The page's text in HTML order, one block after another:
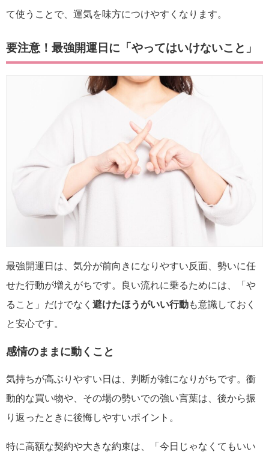
て使うことで、運気を味方につけやすくなります。
要注意！最強開運日に「やってはいけないこと」
最強開運日は、気分が前向きになりやすい反面、勢いに任
せた行動が増えがちです。良い流れに乗るためには、「や
ること」だけでなく 避けたほうがいい行動も意識しておく
と安心です。
感情のままに動くこと
気持ちが高ぶりやすい日は、判断が雑になりがちです。衝
動的な買い物や、その場の勢いでの強い言葉は、後から振
り返ったときに後悔しやすいポイント。
特に高額な契約や大きな約束は、「今日じゃなくてもいい